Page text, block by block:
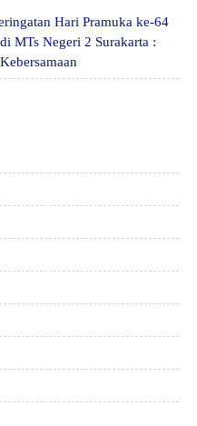
Hari Pramuka ke-64
MTs Negeri 2 Surakarta :